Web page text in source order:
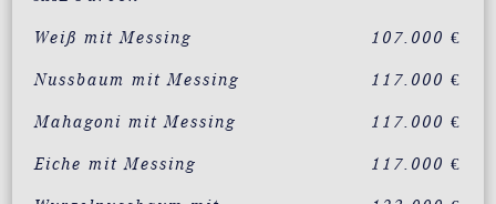
Weiß mit Messing 107.000 €
Nussbaum mit Messing 117.000 €
Mahagoni mit Messing 117.000 €
Eiche mit Messing 117.000 €